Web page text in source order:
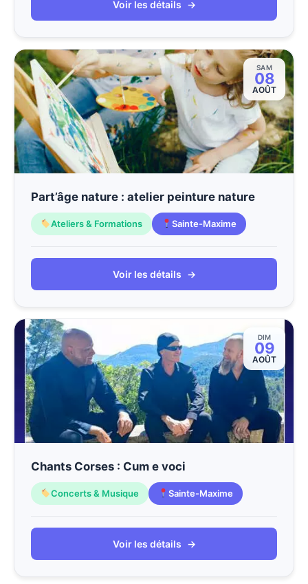
Voir les détails →
SAM
08
AOÛT
Part’âge nature : atelier peinture nature
Ateliers & Formations Sainte-Maxime
Voir les détails →
DIM
09
AOÛT
Chants Corses : Cum e voci
Concerts & Musique Sainte-Maxime
Voir les détails →